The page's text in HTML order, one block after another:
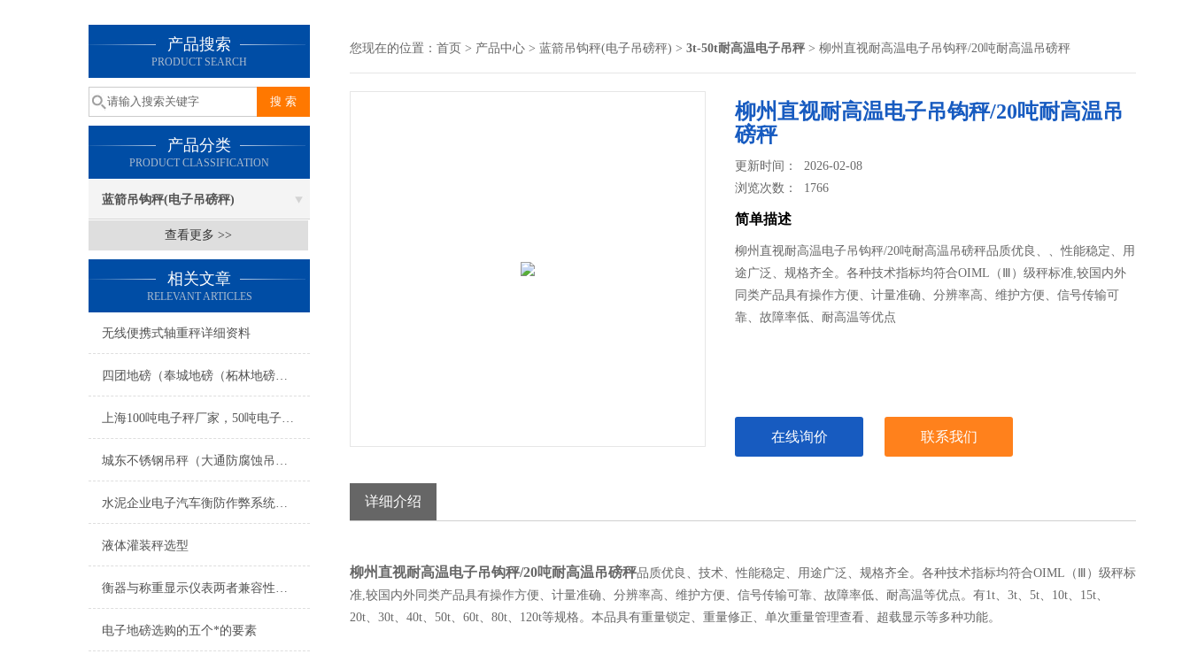
产品搜索
PRODUCT SEARCH
产品分类
PRODUCT CLASSIFICATION
蓝箭吊钩秤(电子吊磅秤)
查看更多 >>
相关文章
RELEVANT ARTICLES
无线便携式轴重秤详细资料
四团地磅（奉城地磅（柘林地磅（庄行地磅）崇明地磅）城桥地磅维修
上海100吨电子秤厂家，50吨电子秤价格 报价，40吨电子秤原理 结构
城东不锈钢吊秤（大通防腐蚀吊秤）门源防爆电子吊秤）原州隔爆吊秤维修
水泥企业电子汽车衡防作弊系统解决方案
液体灌装秤选型
衡器与称重显示仪表两者兼容性浅析
电子地磅选购的五个*的要素
您现在的位置： 首页 > 产品中心 > 蓝箭吊钩秤(电子吊磅秤) > 3t-50t耐高温电子吊秤 > 柳州直视耐高温电子吊钩秤/20吨耐高温吊磅秤
柳州直视耐高温电子吊钩秤/20吨耐高温吊
磅秤
更新时间： 2026-02-08
浏览次数： 1766
简单描述
柳州直视耐高温电子吊钩秤/20吨耐高温吊磅秤品质优良、、性能稳定、用
途广泛、规格齐全。各种技术指标均符合OIML（Ⅲ）级秤标准,较国内外
同类产品具有操作方便、计量准确、分辨率高、维护方便、信号传输可
靠、故障率低、耐高温等优点
在线询价 联系我们
详细介绍
柳州直视耐高温电子吊钩秤/20吨耐高温吊磅秤品质优良、技术、性能稳定、用途广泛、规格齐全。各种技术指标均符合OIML（Ⅲ）级秤标
准,较国内外同类产品具有操作方便、计量准确、分辨率高、维护方便、信号传输可靠、故障率低、耐高温等优点。有1t、3t、5t、10t、15t、
20t、30t、40t、50t、60t、80t、120t等规格。本品具有重量锁定、重量修正、单次重量管理查看、超载显示等多种功能。